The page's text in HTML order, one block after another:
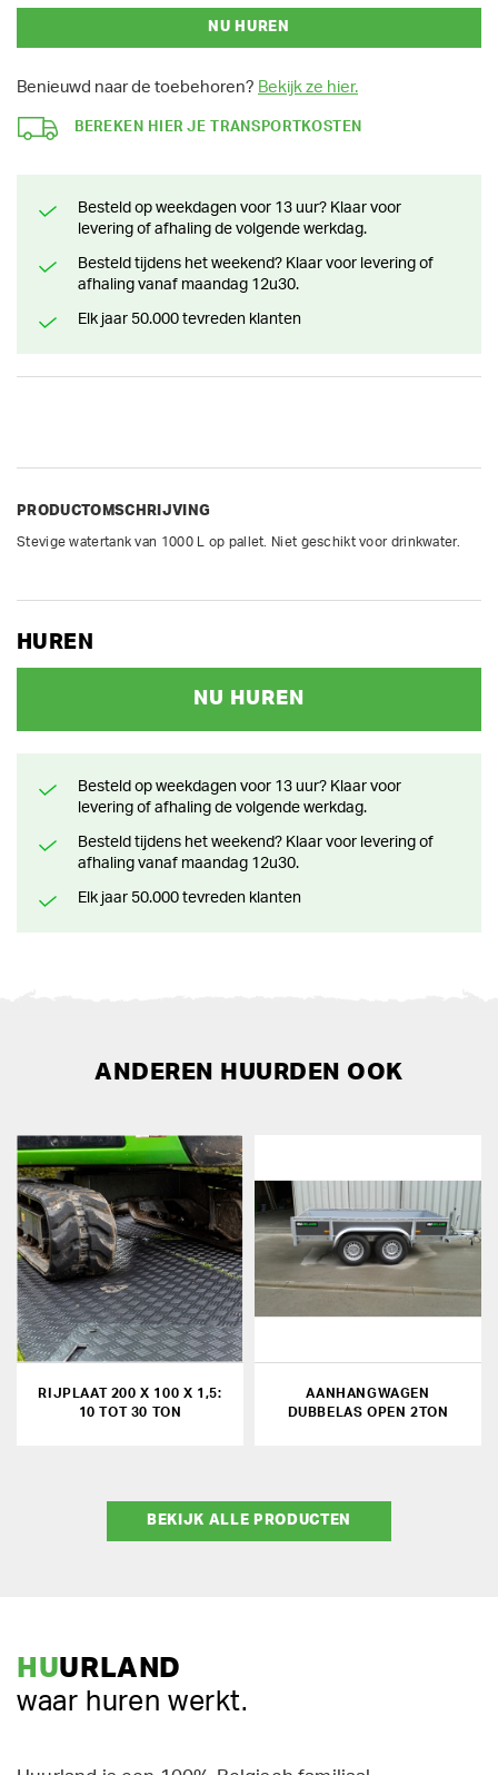
NU HUREN
Benieuwd naar de toebehoren? Bekijk ze hier.
BEREKEN HIER JE TRANSPORTKOSTEN
Besteld op weekdagen voor 13 uur? Klaar voor
levering of afhaling de volgende werkdag.
Besteld tijdens het weekend? Klaar voor levering of
afhaling vanaf maandag 12u30.
Elk jaar 50.000 tevreden klanten
PRODUCTOMSCHRIJVING
Stevige watertank van 1000 L op pallet. Niet geschikt voor drinkwater.
HUREN
NU HUREN
Besteld op weekdagen voor 13 uur? Klaar voor
levering of afhaling de volgende werkdag.
Besteld tijdens het weekend? Klaar voor levering of
afhaling vanaf maandag 12u30.
Elk jaar 50.000 tevreden klanten
ANDEREN HUURDEN OOK
RIJPLAAT 200 X 100 X 1,5:
10 TOT 30 TON
AANHANGWAGEN
DUBBELAS OPEN 2TON
BEKIJK ALLE PRODUCTEN
HUURLAND
waar huren werkt.